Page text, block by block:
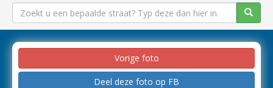
Vorige foto
Deel deze foto op FB